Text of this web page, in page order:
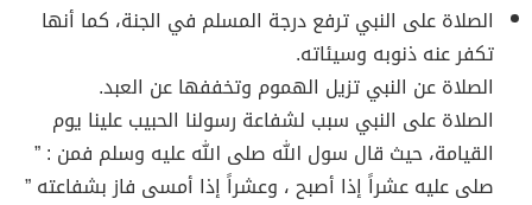
الصلاة على النبي ترفع درجة المسلم في الجنة، كما أنها
تكفر عنه ذنوبه وسيئاته.
الصلاة عن النبي تزيل الهموم وتخففها عن العبد.
الصلاة على النبي سبب لشفاعة رسولنا الحبيب علينا يوم
القيامة، حيث قال سول الله صلى الله عليه وسلم فمن : ”
صلى عليه عشراً إذا أصبح ، وعشراً إذا أمسى فاز بشفاعته ”